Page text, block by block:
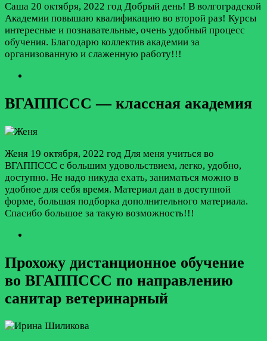
Саша 20 октября, 2022 год Добрый день! В волгоградской
Академии повышаю квалификацию во второй раз! Курсы
интересные и познавательные, очень удобный процесс
обучения. Благодарю коллектив академии за
организованную и слаженную работу!!!
ВГАППССС — классная академия
Женя 19 октября, 2022 год Для меня учиться во
ВГАППССС с большим удовольствием, легко, удобно,
доступно. Не надо никуда ехать, заниматься можно в
удобное для себя время. Материал дан в доступной
форме, большая подборка дополнительного материала.
Спасибо большое за такую возможность!!!
Прохожу дистанционное обучение
во ВГАППССС по направлению
санитар ветеринарный